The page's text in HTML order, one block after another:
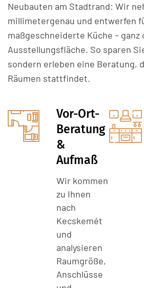
Neubauten am Stadtrand: Wir
millimetergenau und entwerfen
maßgeschneiderte Küche – ganz
Ausstellungsfläche. So sparen
sondern erleben eine Beratung,
Räumen stattfindet.
Vor-Ort-
Beratung
&
Aufmaß
Wir kommen
zu Ihnen
nach
Kecskemét
und
analysieren
Raumgröße,
Anschlüsse